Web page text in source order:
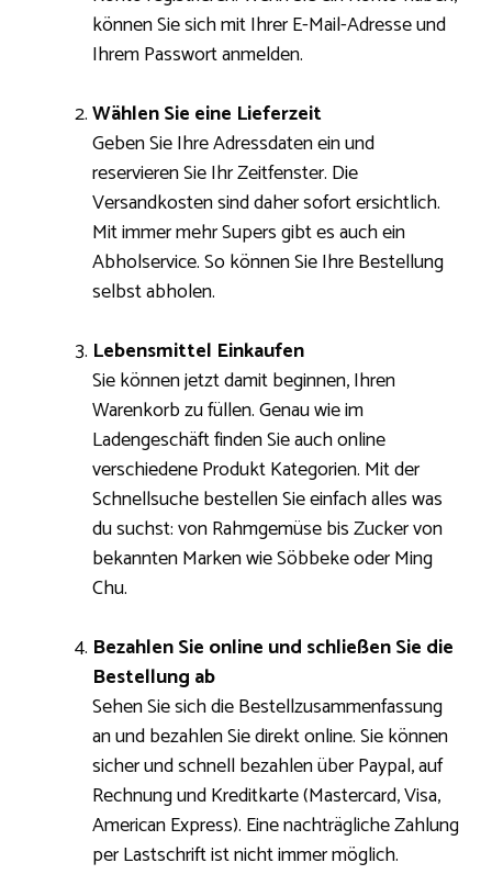
können Sie sich mit Ihrer E-Mail-Adresse und
Ihrem Passwort anmelden.
Wählen Sie eine Lieferzeit
Geben Sie Ihre Adressdaten ein und
reservieren Sie Ihr Zeitfenster. Die
Versandkosten sind daher sofort ersichtlich.
Mit immer mehr Supers gibt es auch ein
Abholservice. So können Sie Ihre Bestellung
selbst abholen.
Lebensmittel Einkaufen
Sie können jetzt damit beginnen, Ihren
Warenkorb zu füllen. Genau wie im
Ladengeschäft finden Sie auch online
verschiedene Produkt Kategorien. Mit der
Schnellsuche bestellen Sie einfach alles was
du suchst: von Rahmgemüse bis Zucker von
bekannten Marken wie Söbbeke oder Ming
Chu.
Bezahlen Sie online und schließen Sie die
Bestellung ab
Sehen Sie sich die Bestellzusammenfassung
an und bezahlen Sie direkt online. Sie können
sicher und schnell bezahlen über Paypal, auf
Rechnung und Kreditkarte (Mastercard, Visa,
American Express). Eine nachträgliche Zahlung
per Lastschrift ist nicht immer möglich.